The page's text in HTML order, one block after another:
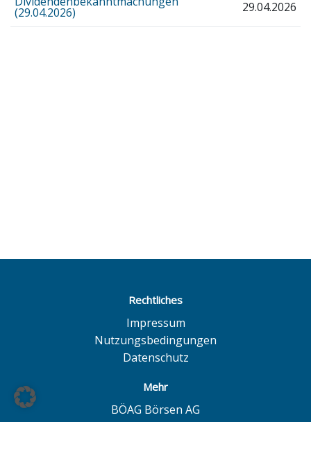
(29.04.2026) 29.04.2026
Rechtliches
Impressum
Nutzungsbedingungen
Datenschutz
Mehr
BÖAG Börsen AG
Börse Hamburg